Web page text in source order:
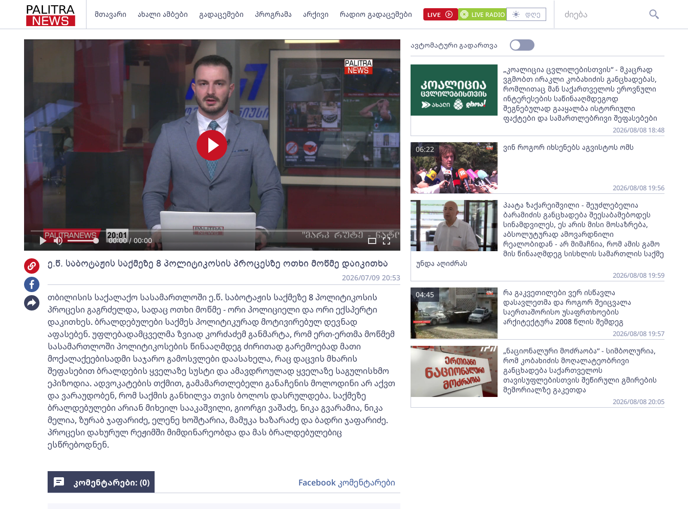
მთავარი ახალი ამბები გადაცემები პროგრამა არქივი რადიო გადაცემები LIVE LIVE RADIO დღე
00:00 / 00:00
ე.წ. საბოტაჟის საქმეზე 8 პოლიტიკოსის პროცესზე ოთხი მოწმე დაიკითხა
2026/07/09 20:53
თბილისის საქალაქო სასამართლოში ე.წ. საბოტაჟის საქმეზე 8 პოლიტიკოსის
პროცესი გაგრძელდა, სადაც ოთხი მოწმე - ორი პოლიციელი და ორი ექსპერტი
დაკითხეს. ბრალდებულები საქმეს პოლიტიკურად მოტივირებულ დევნად
აფასებენ. უფლებადამცველმა ზვიად კორძაძემ განმარტა, რომ ერთ-ერთმა მოწმემ
სასამართლოში პოლიტიკოსების წინააღმდეგ ძირითად გარემოებად მათი
მოქალაქეებისადმი საჯარო გამოსვლები დაასახელა, რაც დაცვის მხარის
შეფასებით ბრალდების ყველაზე სუსტი და ამავდროულად ყველაზე საგულისხმო
ეპიზოდია. ადვოკატების თქმით, გამამართლებელი განაჩენის მოლოდინი არ აქვთ
და ვარაუდობენ, რომ საქმის განხილვა თვის ბოლოს დასრულდება. საქმეზე
ბრალდებულები არიან მიხეილ სააკაშვილი, გიორგი ვაშაძე, ნიკა გვარამია, ნიკა
მელია, ზურაბ ჯაფარიძე, ელენე ხოშტარია, მამუკა ხაზარაძე და ბადრი ჯაფარიძე.
პროცესი დახურულ რეჟიმში მიმდინარეობდა და მას ბრალდებულებიც
ესწრებოდნენ.
ავტომატური გადართვა
„კოალიცია ცვლილებისთვის“ - მკაცრად
ვგმობთ ირაკლი კობახიძის განცხადებას,
რომლითაც მან საქართველოს ეროვნული
ინტერესების საწინააღმდეგოდ
შეგნებულად გააყალბა ისტორიული
ფაქტები და სამართლებრივი შეფასებები
2026/08/08 18:48
ვინ როგორ იხსენებს აგვისტოს ომს
06:22
2026/08/08 19:56
პაატა ზაქარეიშვილი - შეუძლებელია
ბარამიძის განცხადება შეესაბამებოდეს
სინამდვილეს, ეს არის მისი მოსაზრება,
აბსოლუტურად ამოვარდნილი
რეალობიდან - არ მიმაჩნია, რომ ამის გამო
მის წინააღმდეგ სისხლის სამართლის საქმე
უნდა აღიძრას
2026/08/08 19:59
რა გაკვეთილები ვერ ისწავლა
დასავლეთმა და როგორ შეიცვალა
საერთაშორისო უსაფრთხოების
არქიტექტურა 2008 წლის შემდეგ
04:45
2026/08/08 19:57
„ნაციონალური მოძრაობა“ - სიმბოლურია,
რომ კობახიძის მოღალატეობრივი
განცხადება საქართველოს
თავისუფლებისთვის შეწირული გმირების
მემორიალზე გაკეთდა
2026/08/08 20:05
კომენტარები: (0) Facebook კომენტარები